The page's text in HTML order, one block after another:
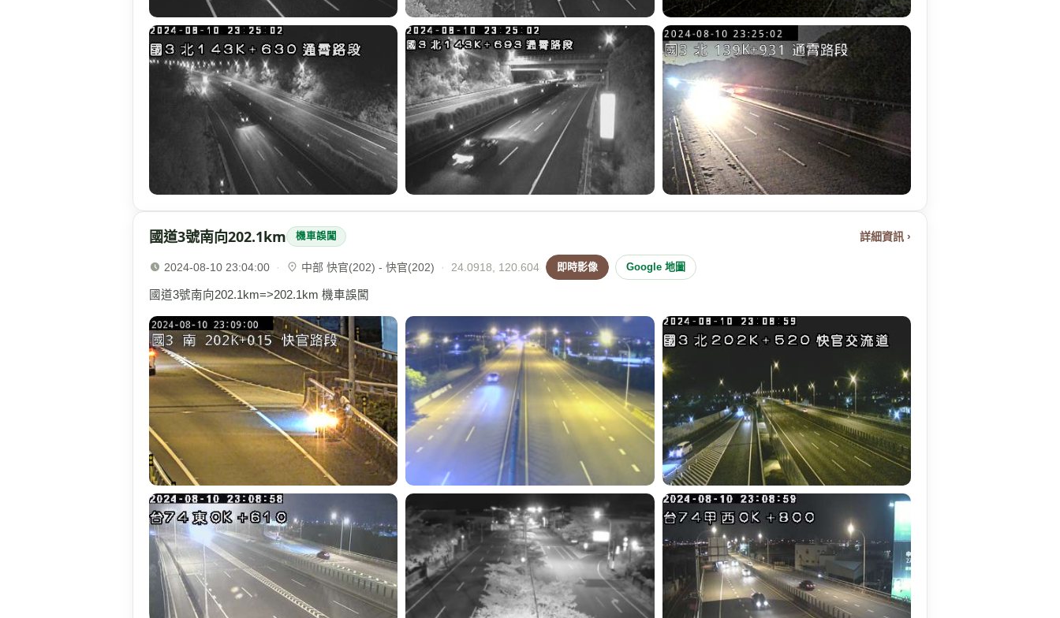
國道3號南向202.1km 機車誤闖 詳細資訊 ›
2024-08-10 23:04:00 · 中部 快官(202) - 快官(202) · 24.0918, 120.604 即時影像 Google 地圖
國道3號南向202.1km=>202.1km 機車誤闖